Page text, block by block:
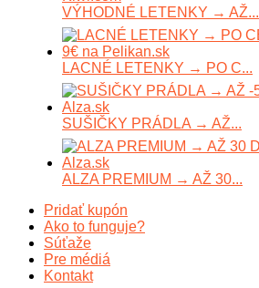
VÝHODNÉ LETENKY → AŽ...
LACNÉ LETENKY → PO C...
SUŠIČKY PRÁDLA → AŽ...
ALZA PREMIUM → AŽ 30...
Pridať kupón
Ako to funguje?
Súťaže
Pre médiá
Kontakt